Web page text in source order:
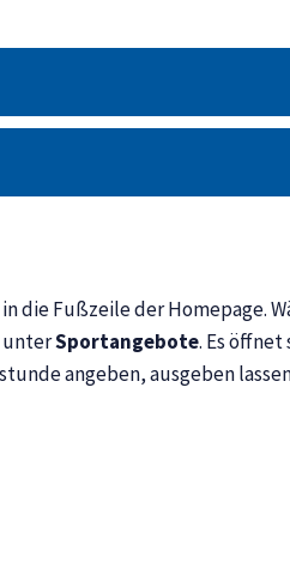
die Fußzeile der Homepage.
unterSportangebote. Es öffnet
angeben, ausgeben